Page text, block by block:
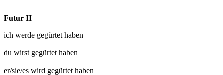
Futur II
ich werde gegürtet haben
du wirst gegürtet haben
er/sie/es wird gegürtet haben